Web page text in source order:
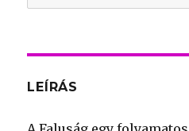
for:
LEÍRÁS